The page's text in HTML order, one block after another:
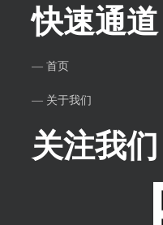
快速通道
— 首页
— 关于我们
关注我们